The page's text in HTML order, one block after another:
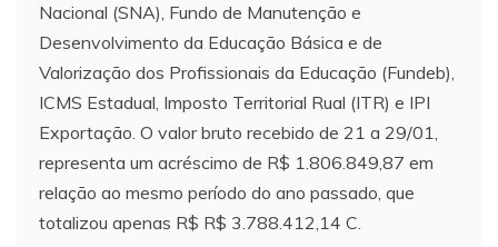
Nacional (SNA), Fundo de Manutenção e
Desenvolvimento da Educação Básica e de
Valorização dos Profissionais da Educação (Fundeb),
ICMS Estadual, Imposto Territorial Rual (ITR) e IPI
Exportação. O valor bruto recebido de 21 a 29/01,
representa um acréscimo de R$ 1.806.849,87 em
relação ao mesmo período do ano passado, que
totalizou apenas R$ R$ 3.788.412,14 C.